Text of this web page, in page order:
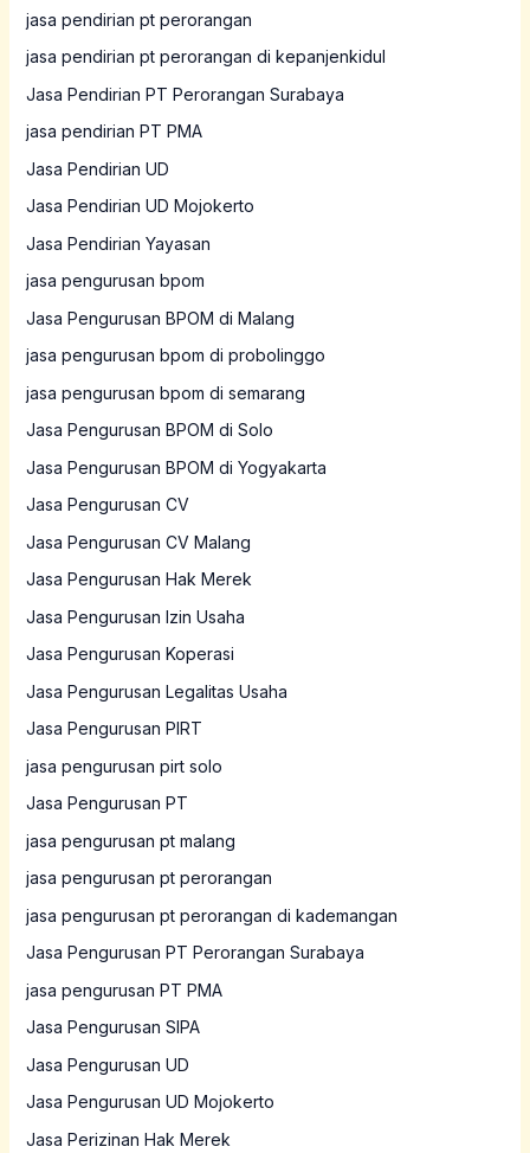
jasa pendirian pt perorangan
jasa pendirian pt perorangan di kepanjenkidul
Jasa Pendirian PT Perorangan Surabaya
jasa pendirian PT PMA
Jasa Pendirian UD
Jasa Pendirian UD Mojokerto
Jasa Pendirian Yayasan
jasa pengurusan bpom
Jasa Pengurusan BPOM di Malang
jasa pengurusan bpom di probolinggo
jasa pengurusan bpom di semarang
Jasa Pengurusan BPOM di Solo
Jasa Pengurusan BPOM di Yogyakarta
Jasa Pengurusan CV
Jasa Pengurusan CV Malang
Jasa Pengurusan Hak Merek
Jasa Pengurusan Izin Usaha
Jasa Pengurusan Koperasi
Jasa Pengurusan Legalitas Usaha
Jasa Pengurusan PIRT
jasa pengurusan pirt solo
Jasa Pengurusan PT
jasa pengurusan pt malang
jasa pengurusan pt perorangan
jasa pengurusan pt perorangan di kademangan
Jasa Pengurusan PT Perorangan Surabaya
jasa pengurusan PT PMA
Jasa Pengurusan SIPA
Jasa Pengurusan UD
Jasa Pengurusan UD Mojokerto
Jasa Perizinan Hak Merek